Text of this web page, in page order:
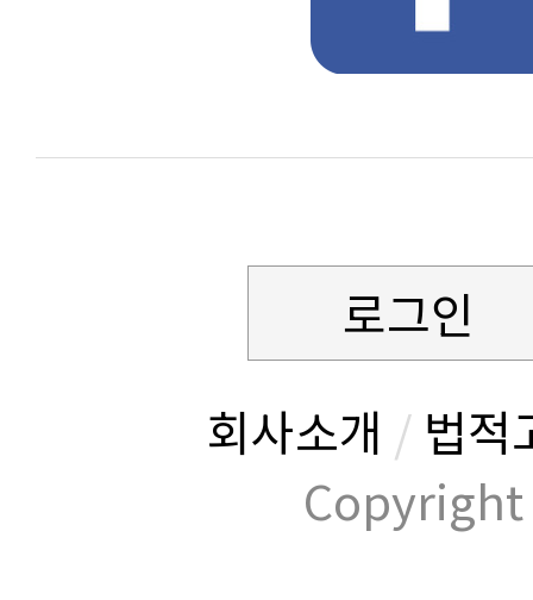
로그인
회사소개 / 법적
Copyright